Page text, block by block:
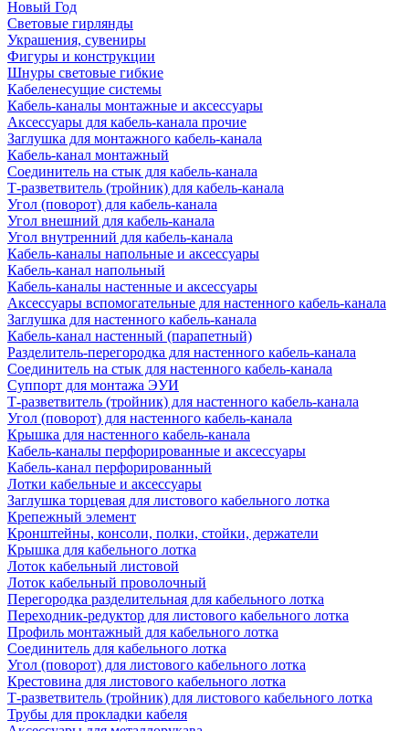
Новый Год
Световые гирлянды
Украшения, сувениры
Фигуры и конструкции
Шнуры световые гибкие
Кабеленесущие системы
Кабель-каналы монтажные и аксессуары
Аксессуары для кабель-канала прочие
Заглушка для монтажного кабель-канала
Кабель-канал монтажный
Соединитель на стык для кабель-канала
Т-разветвитель (тройник) для кабель-канала
Угол (поворот) для кабель-канала
Угол внешний для кабель-канала
Угол внутренний для кабель-канала
Кабель-каналы напольные и аксессуары
Кабель-канал напольный
Кабель-каналы настенные и аксессуары
Аксессуары вспомогательные для настенного кабель-канала
Заглушка для настенного кабель-канала
Кабель-канал настенный (парапетный)
Разделитель-перегородка для настенного кабель-канала
Соединитель на стык для настенного кабель-канала
Суппорт для монтажа ЭУИ
Т-разветвитель (тройник) для настенного кабель-канала
Угол (поворот) для настенного кабель-канала
Крышка для настенного кабель-канала
Кабель-каналы перфорированные и аксессуары
Кабель-канал перфорированный
Лотки кабельные и аксессуары
Заглушка торцевая для листового кабельного лотка
Крепежный элемент
Кронштейны, консоли, полки, стойки, держатели
Крышка для кабельного лотка
Лоток кабельный листовой
Лоток кабельный проволочный
Перегородка разделительная для кабельного лотка
Переходник-редуктор для листового кабельного лотка
Профиль монтажный для кабельного лотка
Соединитель для кабельного лотка
Угол (поворот) для листового кабельного лотка
Крестовина для листового кабельного лотка
Т-разветвитель (тройник) для листового кабельного лотка
Трубы для прокладки кабеля